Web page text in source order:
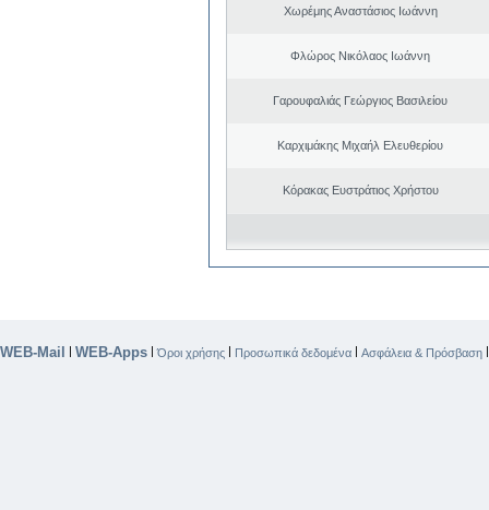
Χωρέμης Αναστάσιος Ιωάννη
Φλώρος Νικόλαος Ιωάννη
Γαρουφαλιάς Γεώργιος Βασιλείου
Καρχιμάκης Μιχαήλ Ελευθερίου
Κόρακας Ευστράτιος Χρήστου
WEB-Mail | WEB-Apps |Όροι χρήσης | Προσωπικά δεδομένα | Ασφάλεια & Πρόσβαση